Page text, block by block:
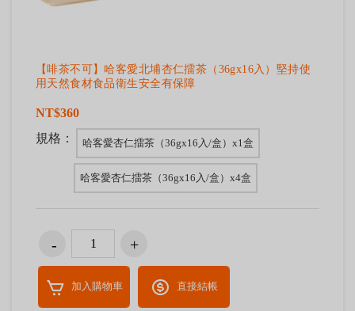
【啡茶不可】哈客愛北埔杏仁擂茶（36gx16入）堅持使
用天然食材食品衛生安全有保障
NT$360
規格：
哈客愛杏仁擂茶（36gx16入/盒）x1盒
哈客愛杏仁擂茶（36gx16入/盒）x4盒
加入購物車 直接結帳